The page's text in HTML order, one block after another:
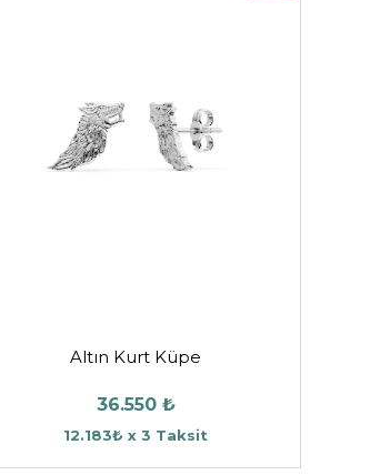
Altın Kurt Küpe
36.550 ₺
12.183₺ x 3 Taksit